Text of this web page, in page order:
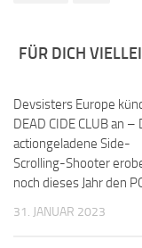
FÜR DICH
Devsisters Europe
DEAD CIDE CLUB an –
actiongeladene Side-
Scrolling-Shooter
noch dieses Jahr den
31. JANUAR 2023